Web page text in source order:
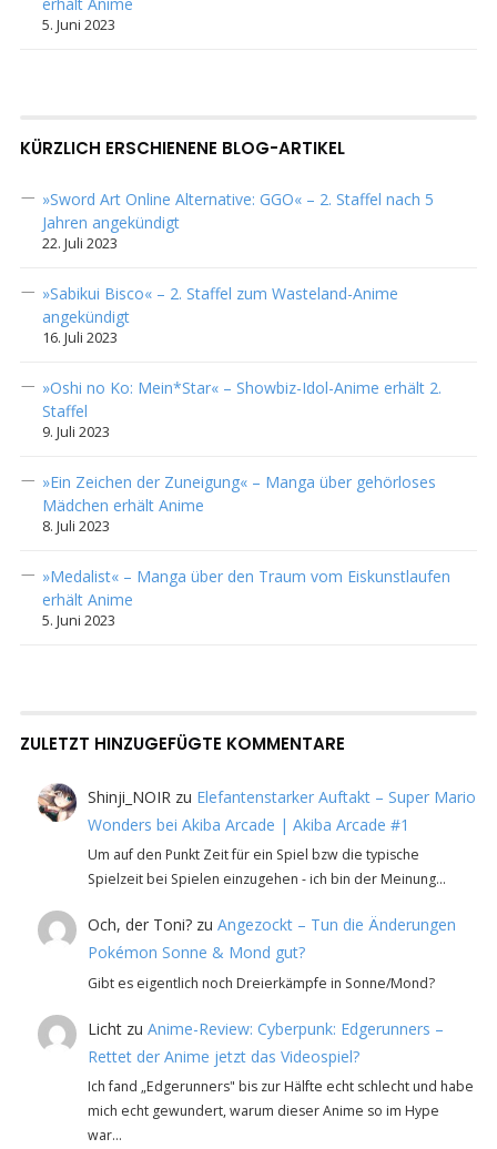
5. Juni 2023
KÜRZLICH ERSCHIENENE BLOG-ARTIKEL
»Sword Art Online Alternative: GGO« – 2. Staffel nach 5
Jahren angekündigt
22. Juli 2023
»Sabikui Bisco« – 2. Staffel zum Wasteland-Anime
angekündigt
16. Juli 2023
»Oshi no Ko: Mein*Star« – Showbiz-Idol-Anime erhält 2.
Staffel
9. Juli 2023
»Ein Zeichen der Zuneigung« – Manga über gehörloses
Mädchen erhält Anime
8. Juli 2023
»Medalist« – Manga über den Traum vom Eiskunstlaufen
erhält Anime
5. Juni 2023
ZULETZT HINZUGEFÜGTE KOMMENTARE
Shinji_NOIR zu Elefantenstarker Auftakt – Super Mario
Wonders bei Akiba Arcade | Akiba Arcade #1
Um auf den Punkt Zeit für ein Spiel bzw die typische
Spielzeit bei Spielen einzugehen - ich bin der Meinung…
Och, der Toni? zuAngezockt – Tun die Änderungen
Pokémon Sonne & Mond gut?
Gibt es eigentlich noch Dreierkämpfe in Sonne/Mond?
Licht zuAnime-Review: Cyberpunk: Edgerunners –
Rettet der Anime jetzt das Videospiel?
Ich fand „Edgerunners" bis zur Hälfte echt schlecht und habe
mich echt gewundert, warum dieser Anime so im Hype
war…